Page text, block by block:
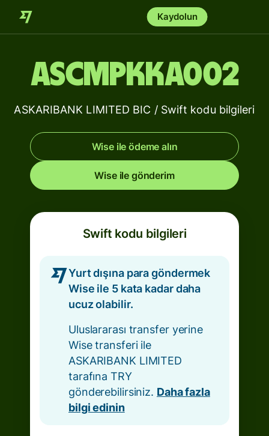
Kaydolun
ASCMPKKA002
ASKARIBANK LIMITED BIC / Swift kodu bilgileri
Wise ile ödeme alın
Wise ile gönderim
Swift kodu bilgileri
Yurt dışına para göndermek
Wise ile 5 kata kadar daha
ucuz olabilir.
Uluslararası transfer yerine
Wise transferi ile
ASKARIBANK LIMITED
tarafına TRY
gönderebilirsiniz. Daha fazla
bilgi edinin